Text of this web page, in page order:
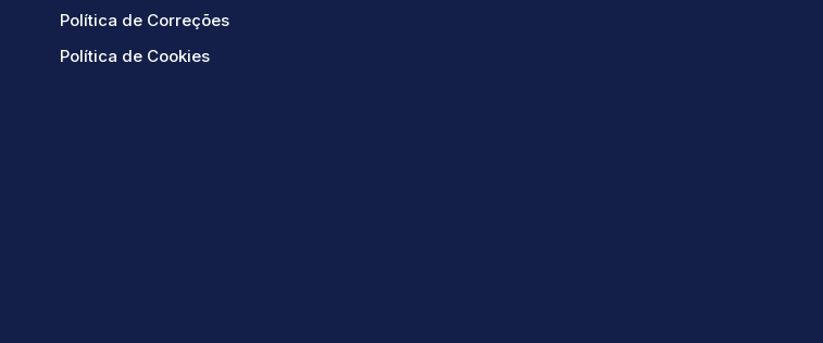
Política de Correções
Política de Cookies